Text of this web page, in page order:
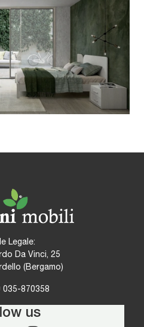
Legale:
Da Vinci, 25
(Bergamo)
035-870358
us